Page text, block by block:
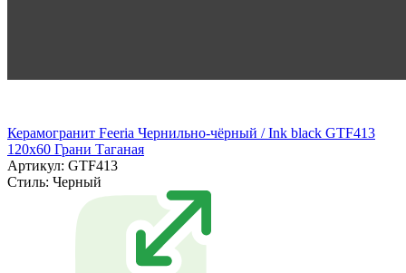
Керамогранит Feeria Чернильно‑чёрный / Ink black GTF413
120х60 Грани Таганая
Артикул: GTF413
Стиль: Черный